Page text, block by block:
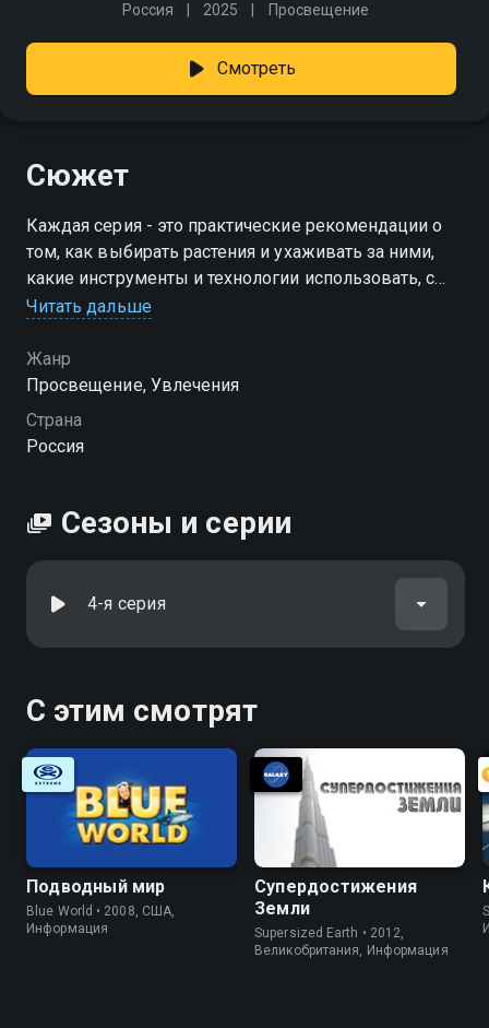
Россия 2025 Просвещение
Смотреть
Сюжет
Каждая серия - это практические рекомендации о
том, как выбирать растения и ухаживать за ними,
какие инструменты и технологии использовать, с
помощью чего создавать комфортное пространство
Читать дальше
Жанр
Просвещение, Увлечения
Страна
Россия
Сезоны и серии
4-я серия
С этим смотрят
Подводный мир
Blue World • 2008, США,
Информация
Супердостижения
Земли
Supersized Earth • 2012,
Великобритания, Информация